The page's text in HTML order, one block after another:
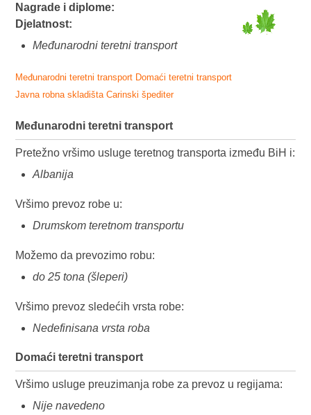
Nagrade i diplome:
Djelatnost:
Međunarodni teretni transport
Međunarodni teretni transport Domaći teretni transport
Javna robna skladišta Carinski špediter
Međunarodni teretni transport
Pretežno vršimo usluge teretnog transporta između BiH i:
Albanija
Vršimo prevoz robe u:
Drumskom teretnom transportu
Možemo da prevozimo robu:
do 25 tona (šleperi)
Vršimo prevoz sledećih vrsta robe:
Nedefinisana vrsta roba
Domaći teretni transport
Vršimo usluge preuzimanja robe za prevoz u regijama:
Nije navedeno